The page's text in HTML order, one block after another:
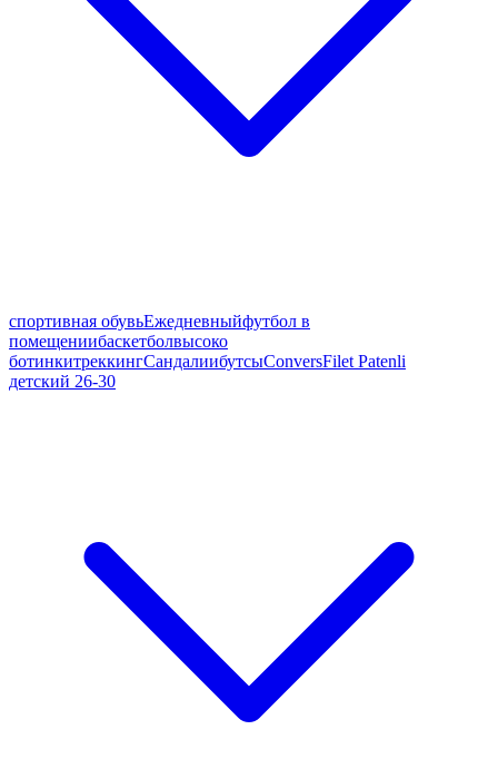
спортивная обувьЕжедневныйфутбол в
помещениибаскетболвысоко
ботинкитреккингСандалиибутсыConversFilet Patenli
детский 26-30